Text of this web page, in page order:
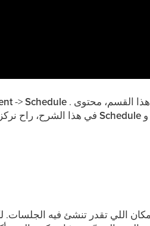
->Schedule
Schedule